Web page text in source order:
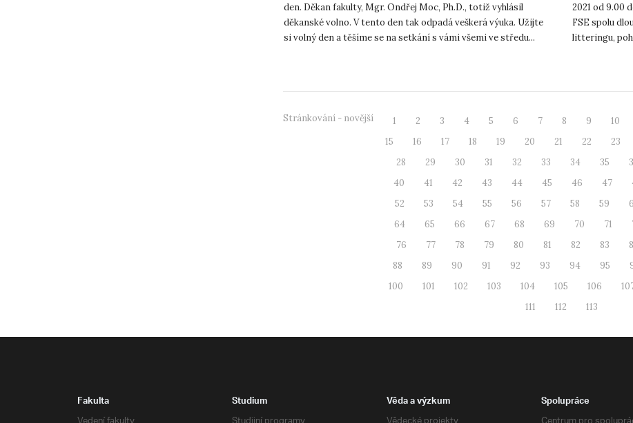
den. Děkan fakulty, Mgr. Ondřej Moc, Ph.D., totiž vyhlásil
děkanské volno. V tento den tak odpadá veškerá výuka. Užijte
si volný den a těšíme se na setkání s vámi všemi ve středu...
2021 od 9.00
FSE spolu
litteringu,
Stránkování - novější 1 2 3 4 5 6 7 8 9 10
15
16 17 18 19 20 21 22 23
28
29 30 31 32 33 34 35
40
41 42 43 44 45 46 47
52
53 54 55 56 57 58 59
64
65 66 67 68 69 70 71
76
77 78 79 80 81 82 83
88
89 90 91 92 93 94 95
100
101 102 103 104 105 106
111
112 113
Fakulta Studium Věda a výzkum Spolupráce